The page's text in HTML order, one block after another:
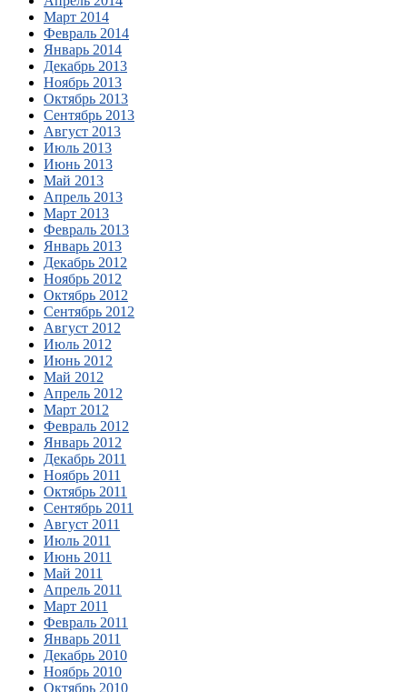
Март 2014
Февраль 2014
Январь 2014
Декабрь 2013
Ноябрь 2013
Октябрь 2013
Сентябрь 2013
Август 2013
Июль 2013
Июнь 2013
Май 2013
Апрель 2013
Март 2013
Февраль 2013
Январь 2013
Декабрь 2012
Ноябрь 2012
Октябрь 2012
Сентябрь 2012
Август 2012
Июль 2012
Июнь 2012
Май 2012
Апрель 2012
Март 2012
Февраль 2012
Январь 2012
Декабрь 2011
Ноябрь 2011
Октябрь 2011
Сентябрь 2011
Август 2011
Июль 2011
Июнь 2011
Май 2011
Апрель 2011
Март 2011
Февраль 2011
Январь 2011
Декабрь 2010
Ноябрь 2010
Октябрь 2010